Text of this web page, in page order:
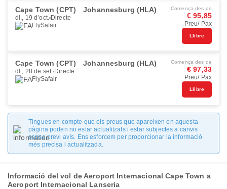
Cape Town (CPT) Johannesburg (HLA)
dl., 19 d’oct. Directe
FlySafair
Comença des de
€ 95,85
Preu/ Pax
Llibre
Cape Town (CPT) Johannesburg (HLA)
dl., 28 de set. Directe
FlySafair
Comença des de
€ 97,33
Preu/ Pax
Llibre
Tingues en compte que els preus que apareixen en aquesta
pàgina poden no estar actualitzats i estar subjectes a canvis
sense previ avís. Ens esforcem per proporcionar la informació
més precisa i actualitzada.
Informació del vol de Aeroport Internacional Cape Town a
Aeroport Internacional Lanseria